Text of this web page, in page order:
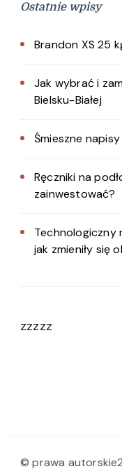
Ostatnie wpisy
Brandon XS 25
Jak wybrać i
Bielsku-Białej
Śmieszne
Ręczniki na
zainwestować?
jak zmieniły się
zzzzz
© prawa